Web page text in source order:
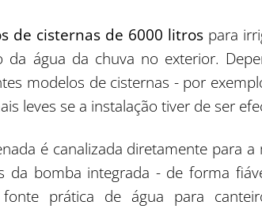
de cisternas de 6000 litrospara
da água da chuva no exterior.
modelos de cisternas - por
leves se a instalação tiver de ser
é canalizada diretamente para
da bomba integrada - de forma
prática de água para